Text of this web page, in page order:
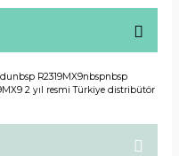
R2319MX9nbspnbsp
2 yıl resmi Türkiye distribütör